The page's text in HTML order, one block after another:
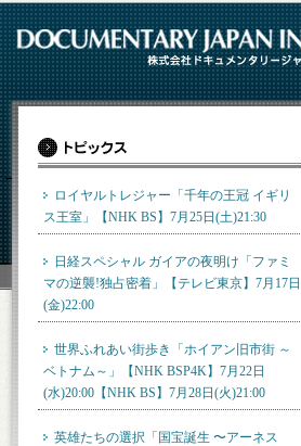
ロイヤルトレジャー「千年の王冠 イギリ
ス王室」【NHK BS】7月25日(土)21:30
日経スペシャル ガイアの夜明け「ファミ
マの逆襲!独占密着」【テレビ東京】7月17日
(金)22:00
世界ふれあい街歩き「ホイアン旧市街 ～
ベトナム～」【NHK BSP4K】7月22日
(水)20:00【NHK BS】7月28日(火)21:00
英雄たちの選択「国宝誕生 〜アーネス